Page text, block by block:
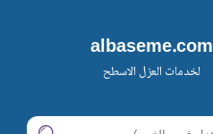
albaseme.com
لخدمات العزل الاسطح